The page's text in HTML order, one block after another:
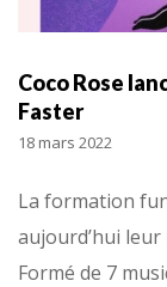
Coco Rose
Faster
18 mars 2022
La formation
aujourd’hui
Formé de 7